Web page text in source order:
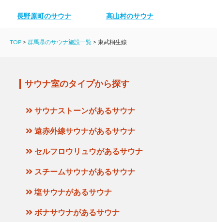
長野原町のサウナ 高山村のサウナ
TOP > 群馬県のサウナ施設一覧 > 東武桐生線
サウナ室のタイプから探す
サウナストーンがあるサウナ
遠赤外線サウナがあるサウナ
セルフロウリュウがあるサウナ
スチームサウナがあるサウナ
塩サウナがあるサウナ
ボナサウナがあるサウナ